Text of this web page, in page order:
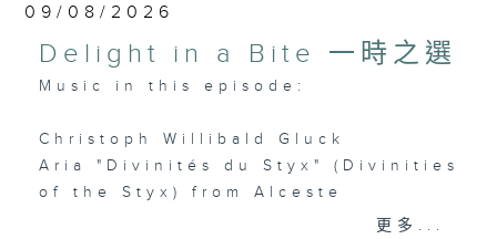
鐘短篇美樂，盡是一時之選。
09/08/2026
Delight in a Bite 一時之選
Music in this episode:
Christoph Willibald Gluck
Aria "Divinités du Styx" (Divinities
of the Styx) from Alceste
更多...